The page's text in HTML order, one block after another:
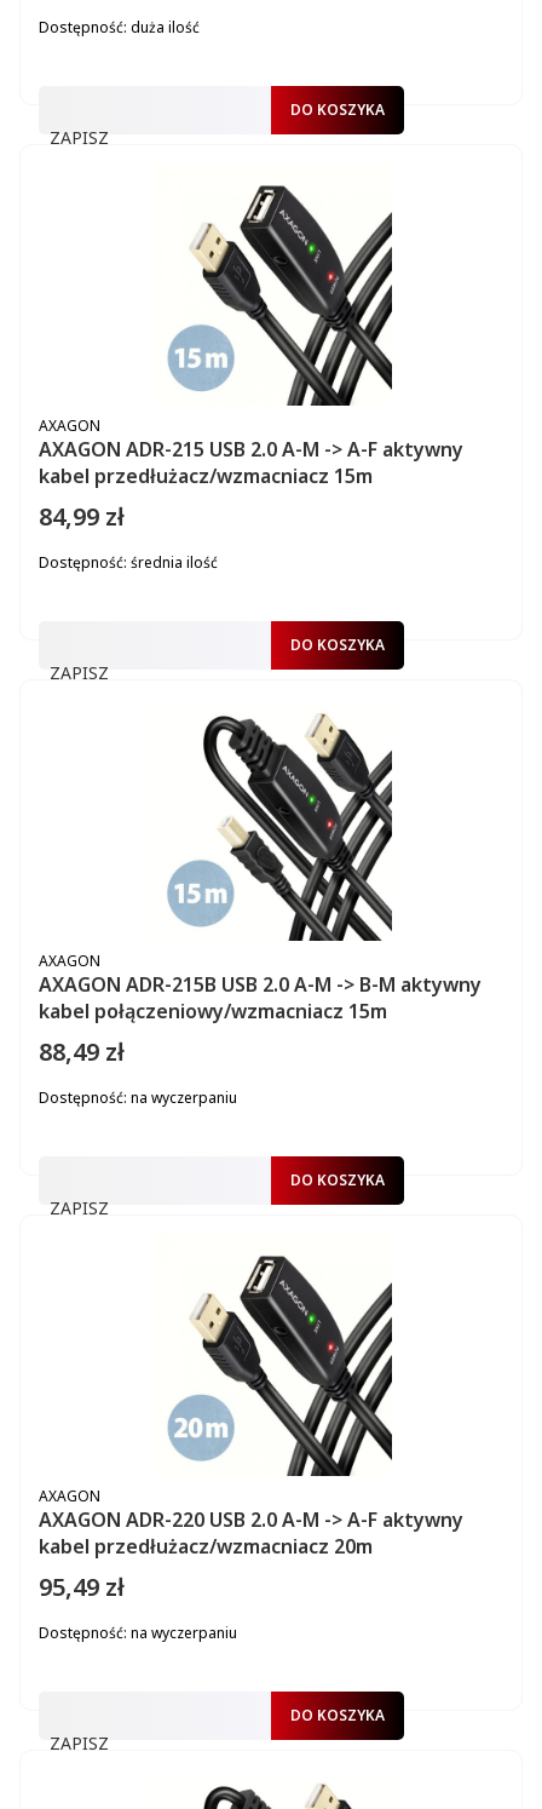
Dostępność: duża ilość
ZAPISZ
DO KOSZYKA
AXAGON ADR-215 USB 2.0 A-M -> A-F aktywny
kabel przedłużacz/wzmacniacz 15m
PRODUCENT
AXAGON
Cena
84,99 zł
Dostępność: średnia ilość
ZAPISZ
DO KOSZYKA
AXAGON ADR-215B USB 2.0 A-M -> B-M aktywny
kabel połączeniowy/wzmacniacz 15m
PRODUCENT
AXAGON
Cena
88,49 zł
Dostępność: na wyczerpaniu
ZAPISZ
DO KOSZYKA
AXAGON ADR-220 USB 2.0 A-M -> A-F aktywny
kabel przedłużacz/wzmacniacz 20m
PRODUCENT
AXAGON
Cena
95,49 zł
Dostępność: na wyczerpaniu
ZAPISZ
DO KOSZYKA